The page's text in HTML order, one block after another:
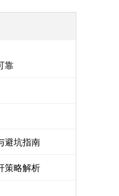
靠
避坑指南
策略解析